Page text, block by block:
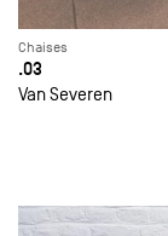
Chaises
.03
Van Severen